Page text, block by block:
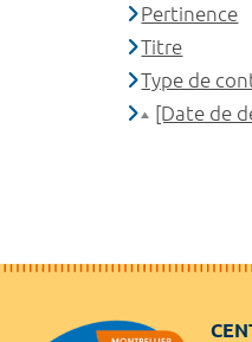
Pertinence
Titre
Type de
[Date de